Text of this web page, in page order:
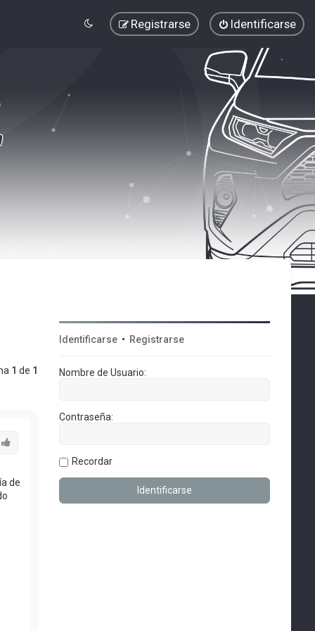
Identificarse
Registrarse
1 de 1
de
Identificarse • Registrarse
Nombre de Usuario:
Contraseña:
Recordar